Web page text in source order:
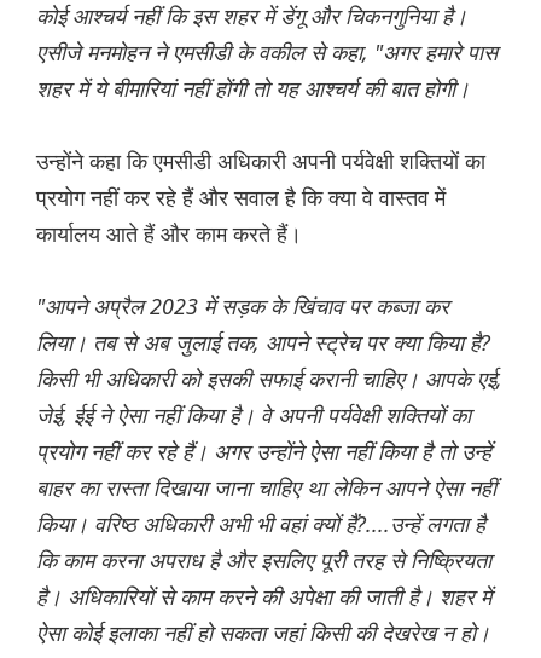
कोई आश्चर्य नहीं कि इस शहर में डेंगू और चिकनगुनिया है।
एसीजे मनमोहन ने एमसीडी के वकील से कहा, "अगर हमारे पास
शहर में ये बीमारियां नहीं होंगी तो यह आश्चर्य की बात होगी।
उन्होंने कहा कि एमसीडी अधिकारी अपनी पर्यवेक्षी शक्तियों का
प्रयोग नहीं कर रहे हैं और सवाल है कि क्या वे वास्तव में
कार्यालय आते हैं और काम करते हैं।
"आपने अप्रैल 2023 में सड़क के खिंचाव पर कब्जा कर
लिया। तब से अब जुलाई तक, आपने स्ट्रेच पर क्या किया है?
किसी भी अधिकारी को इसकी सफाई करानी चाहिए। आपके एई,
जेई, ईई ने ऐसा नहीं किया है। वे अपनी पर्यवेक्षी शक्तियों का
प्रयोग नहीं कर रहे हैं। अगर उन्होंने ऐसा नहीं किया है तो उन्हें
बाहर का रास्ता दिखाया जाना चाहिए था लेकिन आपने ऐसा नहीं
किया। वरिष्ठ अधिकारी अभी भी वहां क्यों हैं?....उन्हें लगता है
कि काम करना अपराध है और इसलिए पूरी तरह से निष्क्रियता
है। अधिकारियों से काम करने की अपेक्षा की जाती है। शहर में
ऐसा कोई इलाका नहीं हो सकता जहां किसी की देखरेख न हो।